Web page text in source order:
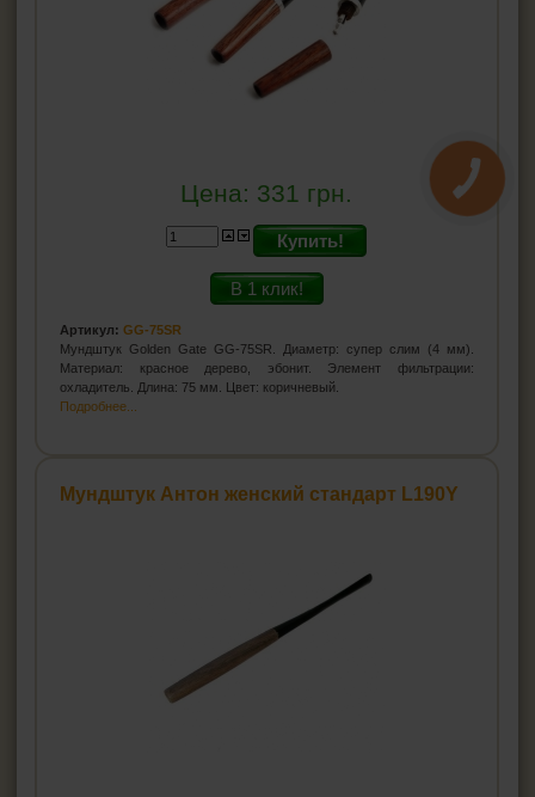
Цена: 331 грн.
Купить!
В 1 клик!
Артикул: GG-75SR
Мундштук Golden Gate GG-75SR. Диаметр: супер слим (4 мм).
Материал: красное дерево, эбонит. Элемент фильтрации:
охладитель. Длина: 75 мм. Цвет: коричневый.
Подробнее...
Мундштук Антон женский стандарт L190Y